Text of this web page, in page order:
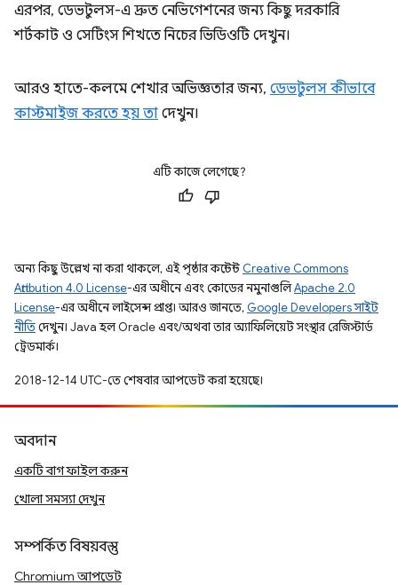
এরপর, ডেভটুলস-এ দ্রুত নেভিগেশনের জন্য কিছু দরকারি
শর্টকাট ও সেটিংস শিখতে নিচের ভিডিওটি দেখুন।
আরও হাতে-কলমে শেখার অভিজ্ঞতার জন্য, ডেভটুলস কীভাবে
কাস্টমাইজ করতে হয় তা দেখুন।
এটি কাজে লেগেছে?
অন্য কিছু উল্লেখ না করা থাকলে, এই পৃষ্ঠার কন্টেন্ট Creative Commons
Attribution 4.0 License-এর অধীনে এবং কোডের নমুনাগুলিApache 2.0
License-এর অধীনে লাইসেন্স প্রাপ্ত। আরও জানতে, Google Developers সাইট
নীতিদেখুন। Java হল Oracle এবং/অথবা তার অ্যাফিলিয়েট সংস্থার রেজিস্টার্ড
ট্রেডমার্ক।
2018-12-14 UTC-তে শেষবার আপডেট করা হয়েছে।
অবদান
একটি বাগ ফাইল করুন
খোলা সমস্যা দেখুন
সম্পর্কিত বিষয়বস্তু
Chromium আপডেট